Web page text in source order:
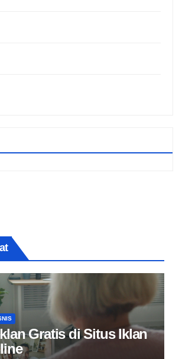
Gratis di Situs Iklan